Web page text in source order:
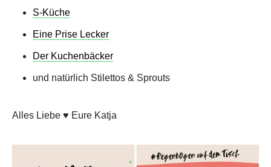
S-Küche
Eine Prise Lecker
Der Kuchenbäcker
und natürlich Stilettos & Sprouts
Alles Liebe ♥ Eure Katja